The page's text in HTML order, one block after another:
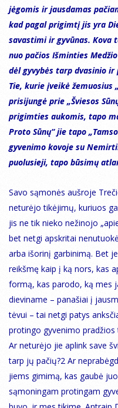
jėgomis ir jausdamas
kad pagal prigimtį jis yra
savastimi ir gyvūnas. Kova
nuo pačios Išminties
dėl gyvybės tarp dvasinio
Tie, kurie įveikė žemuosius
prisijungė prie „Šviesos
prigimties aukomis, tapo
Proto Sūnų“ jie tapo
gyvenimo kovoje su
puolusieji, tapo būsimų
Savo sąmonės aušroje
neturėjo tikėjimų, kuriuos
jis ne tik nieko nežinojo
bet netgi apskritai
arba išorinį garbinimą. Bet
reikšmę kaip į ką nors, kas
formą, kas parodo, ką mes
dieviname – panašiai į
tėvui – tai netgi patys
protingo gyvenimo
Ar neturėjo jie aplink save
tarp jų pačių?2 Ar
jiems gimimą, kas gaubė
sąmoningam protingam